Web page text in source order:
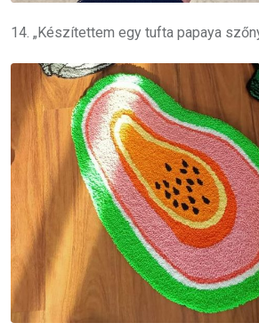
14. „Készítettem egy tufta papaya